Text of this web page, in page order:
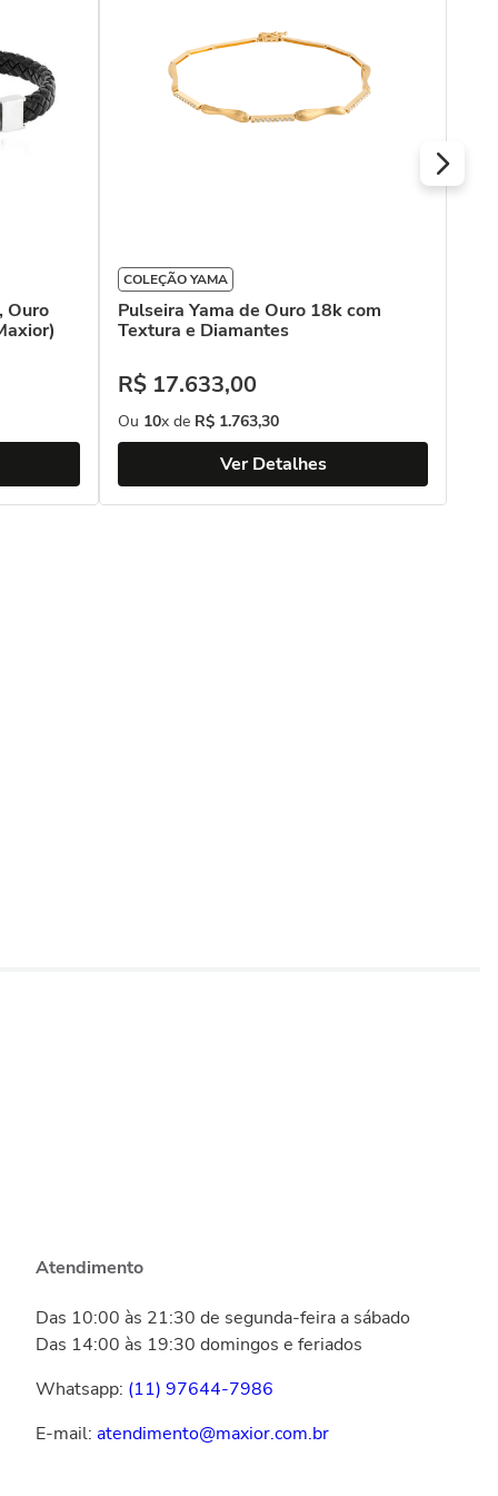
Ouro
COLEÇÃO YAMA
Pulseira Yama de Ouro 18k com
Textura e Diamantes
R$ 17.633,00
Ou 10x de R$ 1.763,30
Ver Detalhes
Atendimento
Das 10:00 às 21:30 de segunda-feira a sábado
Das 14:00 às 19:30 domingos e feriados
Whatsapp: (11) 97644-7986
E-mail: atendimento@maxior.com.br